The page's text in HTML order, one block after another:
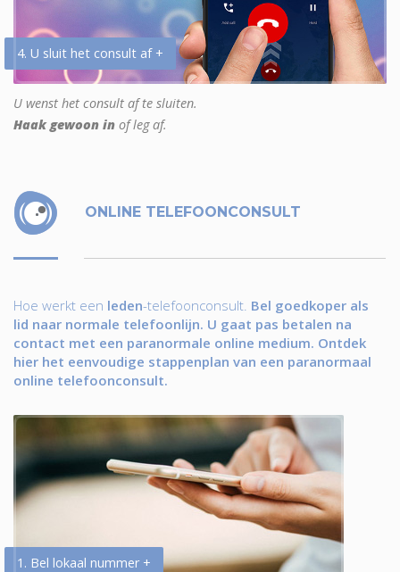
4. U sluit het consult af +
U wenst het consult af te sluiten.
Haak gewoon in of leg af.
ONLINE TELEFOONCONSULT
Hoe werkt een leden-telefoonconsult. Bel goedkoper als
lid naar normale telefoonlijn. U gaat pas betalen na
contact met een paranormale online medium. Ontdek
hier het eenvoudige stappenplan van een paranormaal
online telefoonconsult.
1. Bel lokaal nummer +